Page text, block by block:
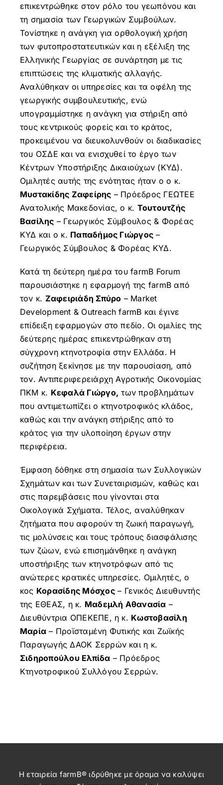
επικεντρώθηκε στον ρόλο του γεωπόνου και
τη σημασία των Γεωργικών Συμβούλων.
Τονίστηκε η ανάγκη για ορθολογική χρήση
των φυτοπροστατευτικών και η εξέλιξη της
Ελληνικής Γεωργίας σε συνάρτηση με τις
επιπτώσεις της κλιματικής αλλαγής.
Αναλύθηκαν οι υπηρεσίες και τα οφέλη της
γεωργικής συμβουλευτικής, ενώ
υπογραμμίστηκε η ανάγκη για στήριξη από
τους κεντρικούς φορείς και το κράτος,
προκειμένου να διευκολυνθούν οι διαδικασίες
του ΟΣΔΕ και να ενισχυθεί το έργο των
Κέντρων Υποστήριξης Δικαιούχων (ΚΥΔ).
Ομιλητές αυτής της ενότητας ήταν ο ο κ.
Μυστακίδης Ζαφείρης – Πρόεδρος ΓΕΩΤΕΕ
Ανατολικής Μακεδονίας, ο κ. Τουτουτζής
Βασίλης – Γεωργικός Σύμβουλος & Φορέας
ΚΥΔ και ο κ. Παπαδήμος Γιώργος –
Γεωργικός Σύμβουλος & Φορέας ΚΥΔ.
Κατά τη δεύτερη ημέρα του farmB Forum
παρουσιάστηκε η εφαρμογή της farmB από
τον κ. Ζαφειριάδη Σπύρο – Market
Development & Outreach farmB και έγινε
επίδειξη εφαρμογών στο πεδίο. Οι ομιλίες της
δεύτερης ημέρας επικεντρώθηκαν στη
σύγχρονη κτηνοτροφία στην Ελλάδα. H
συζήτηση ξεκίνησε με την παρουσίαση, από
τον. Αντιπεριφερειάρχη Αγροτικής Οικονομίας
ΠΚΜ κ. Κεφαλά Γιώργο, των προβλημάτων
που αντιμετωπίζει ο κτηνοτροφικός κλάδος,
καθώς και την ανάγκη στήριξης από το
κράτος για την υλοποίηση έργων στην
περιφέρεια.
Έμφαση δόθηκε στη σημασία των Συλλογικών
Σχημάτων και των Συνεταιρισμών, καθώς και
στις παρεμβάσεις που γίνονται στα
Οικολογικά Σχήματα. Τέλος, αναλύθηκαν
ζητήματα που αφορούν τη ζωική παραγωγή,
τις μολύνσεις και τους τρόπους διασφάλισης
των ζώων, ενώ επισημάνθηκε η ανάγκη
υποστήριξης των κτηνοτρόφων από τις
ανώτερες κρατικές υπηρεσίες. Ομιλητές, ο
κος Κορασίδης Μόσχος– Γενικός Διευθυντής
της ΕΘΕΑΣ, η κ. Μαδεμλή Αθανασία –
Διευθύντρια ΟΠΕΚΕΠΕ, η κ. Κωστοβασίλη
Μαρία – Προϊσταμένη Φυτικής και Ζωϊκής
Παραγωγής ΔΑΟΚ Σερρών και η κ.
Σιδηροπούλου Ελπίδα – Πρόεδρος
Κτηνοτροφικού Συλλόγου Σερρών.
Η εταιρεία farmB® ιδρύθηκε με όραμα να καλύψει